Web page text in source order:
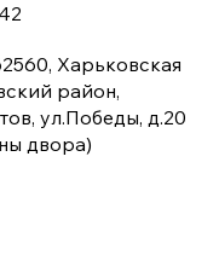
Харьковская
район,
ул.Победы, д.20
двора)